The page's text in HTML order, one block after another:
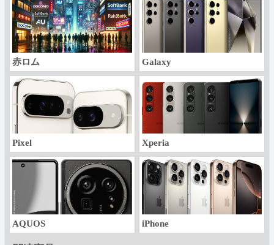
赤ロム Galaxy
Pixel Xperia
AQUOS iPhone